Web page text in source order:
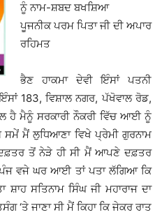
ਨੂੰ ਨਾਮ-ਸ਼ਬਦ ਬਖਸ਼ਿਆ
ਪੂਜਨੀਕ ਪਰਮ ਪਿਤਾ ਜੀ ਦੀ ਅਪਾਰ
ਰਹਿਮਤ
ਭੈਣ ਹਾਕਮਾ ਦੇਵੀ ਇੰਸਾਂ ਪਤਨੀ
183, ਵਿਸ਼ਾਲ ਨਗਰ, ਪੱਖੋਵਾਲ ਰੋਡ,
ਹੈ ਮੈਨੂੰ ਸਰਕਾਰੀ ਨੌਕਰੀ ਵਿੱਚ ਆਈ ਨੂੰ
ਮੈਂ ਲੁਧਿਆਣਾ ਵਿਖੇ ਪ੍ਰੇਮੀ ਗੁਰਨਾਮ
ਤੋਂ ਨੇੜੇ ਹੀ ਸੀ ਮੈਂ ਆਪਣੇ ਦਫ਼ਤਰ
ਪੰਜ ਵਜੇ ਘਰ ਆਈ ਤਾਂ ਪਤਾ ਲੱਗਿਆ ਕਿ
ਸਤਿਨਾਮ ਸਿੰਘ ਜੀ ਮਹਾਰਾਜ ਦਾ
‘ਤੇ ਜਾਣਾ ਸੀ ਮੈਂ ਕਿਹਾ ਕਿ ਜੇਕਰ ਰਾਤ